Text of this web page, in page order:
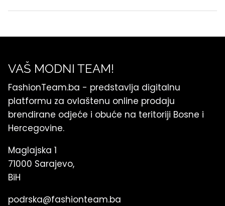
VAŠ MODNI TEAM!
FashionTeam.ba - predstavlja digitalnu
platformu za ovlaštenu online prodaju
brendirane odjeće i obuće na teritoriji Bosne i
Hercegovine.
Maglajska 1
71000 Sarajevo,
BiH
podrska@fashionteam.ba